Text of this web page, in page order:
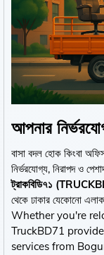
আপনার
বাসা বদল হোক কিংবা
নির্ভরযোগ্য, নিরাপদ ও
ট্রাকবিডি৭১
থেকে ঢাকার যেকোনো
Whether you're
TruckBD71
services from